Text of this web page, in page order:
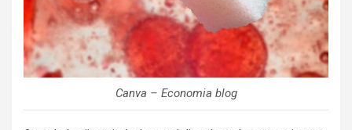
Canva – Economia blog